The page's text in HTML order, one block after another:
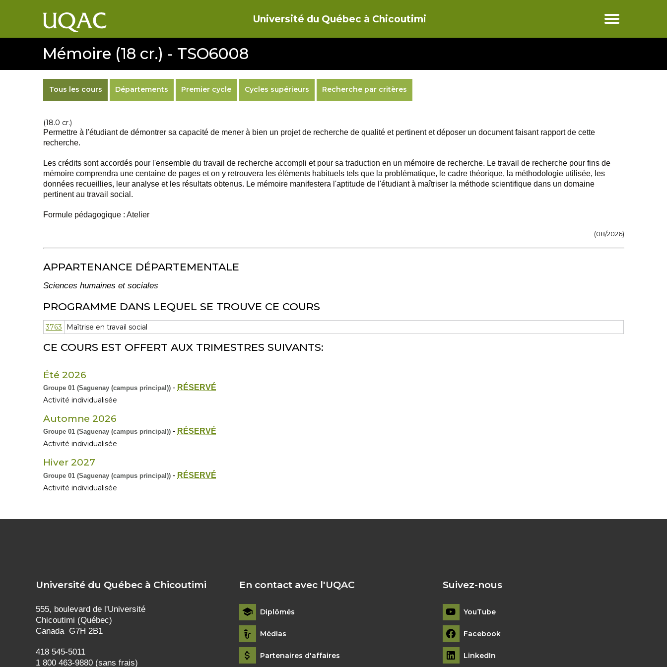
Université du Québec à Chicoutimi
Mémoire (18 cr.) - TSO6008
Tous les cours Départements Premier cycle Cycles supérieurs Recherche par critères
(18.0 cr.)
Permettre à l'étudiant de démontrer sa capacité de mener à bien un projet de recherche de qualité et pertinent et déposer un document faisant rapport de cette
recherche.
Les crédits sont accordés pour l'ensemble du travail de recherche accompli et pour sa traduction en un mémoire de recherche. Le travail de recherche pour fins de
mémoire comprendra une centaine de pages et on y retrouvera les éléments habituels tels que la problématique, le cadre théorique, la méthodologie utilisée, les
données recueillies, leur analyse et les résultats obtenus. Le mémoire manifestera l'aptitude de l'étudiant à maîtriser la méthode scientifique dans un domaine
pertinent au travail social.
Formule pédagogique : Atelier
(08/2026)
APPARTENANCE DÉPARTEMENTALE
Sciences humaines et sociales
PROGRAMME DANS LEQUEL SE TROUVE CE COURS
3763 Maîtrise en travail social
CE COURS EST OFFERT AUX TRIMESTRES SUIVANTS:
Été 2026
Groupe 01 (Saguenay (campus principal)) - RÉSERVÉ
Activité individualisée
Automne 2026
Groupe 01 (Saguenay (campus principal)) - RÉSERVÉ
Activité individualisée
Hiver 2027
Groupe 01 (Saguenay (campus principal)) - RÉSERVÉ
Activité individualisée
Université du Québec à Chicoutimi
555, boulevard de l'Université
Chicoutimi (Québec)
Canada G7H 2B1
418 545-5011
1 800 463-9880 (sans frais)
En contact avec l'UQAC
Diplômés
Médias
Partenaires d'affaires
Suivez-nous
YouTube
Facebook
LinkedIn